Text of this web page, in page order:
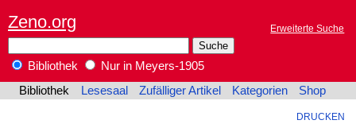
Zeno.org Erweiterte Suche
Bibliothek
Nur in Meyers-1905
Bibliothek
Lesesaal Zufälliger Artikel Kategorien Shop
DRUCKEN